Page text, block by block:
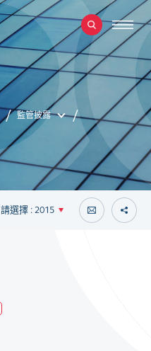
監管披露
請選擇 : 2015